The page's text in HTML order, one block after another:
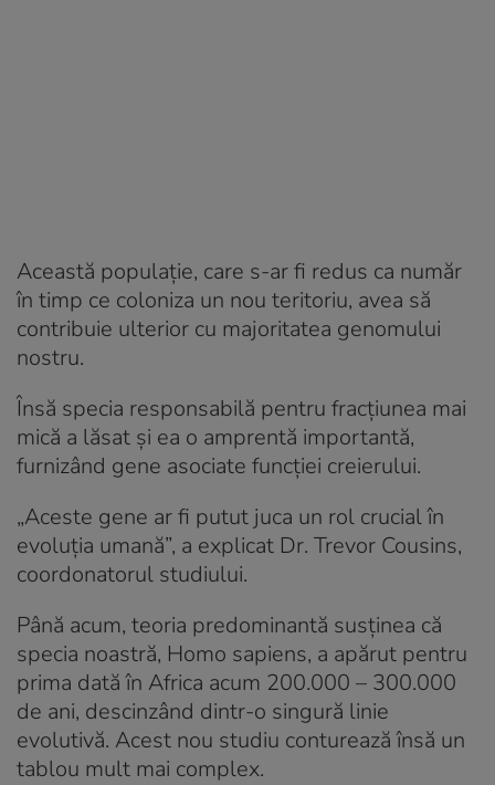
Această populație, care s-ar fi redus ca număr
în timp ce coloniza un nou teritoriu, avea să
contribuie ulterior cu majoritatea genomului
nostru.
Însă specia responsabilă pentru fracțiunea mai
mică a lăsat și ea o amprentă importantă,
furnizând gene asociate funcției creierului.
„Aceste gene ar fi putut juca un rol crucial în
evoluția umană”, a explicat Dr. Trevor Cousins,
coordonatorul studiului.
Până acum, teoria predominantă susținea că
specia noastră, Homo sapiens, a apărut pentru
prima dată în Africa acum 200.000 – 300.000
de ani, descinzând dintr-o singură linie
evolutivă. Acest nou studiu conturează însă un
tablou mult mai complex.